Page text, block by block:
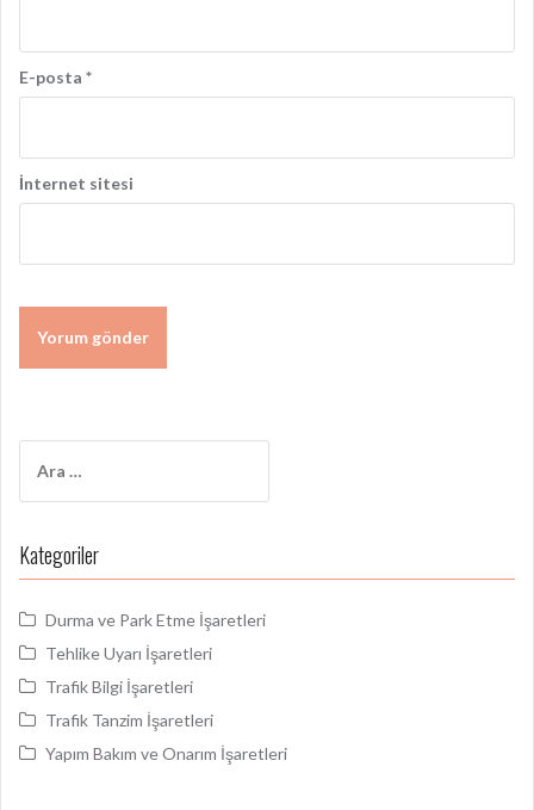
E-posta *
İnternet sitesi
Kategoriler
Durma ve Park Etme İşaretleri
Tehlike Uyarı İşaretleri
Trafik Bilgi İşaretleri
Trafik Tanzim İşaretleri
Yapım Bakım ve Onarım İşaretleri